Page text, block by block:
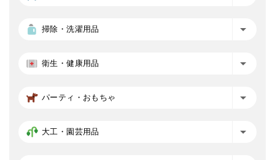
掃除・洗濯用品
衛生・健康用品
パーティ・おもちゃ
大工・園芸用品